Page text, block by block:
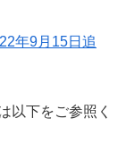
年9月15日追
以下をご参照く